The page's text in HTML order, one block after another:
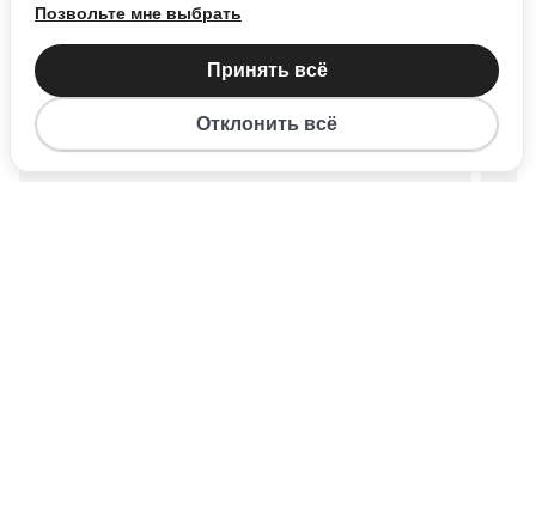
Позвольте мне выбрать
Отклонить всё
Принять всё